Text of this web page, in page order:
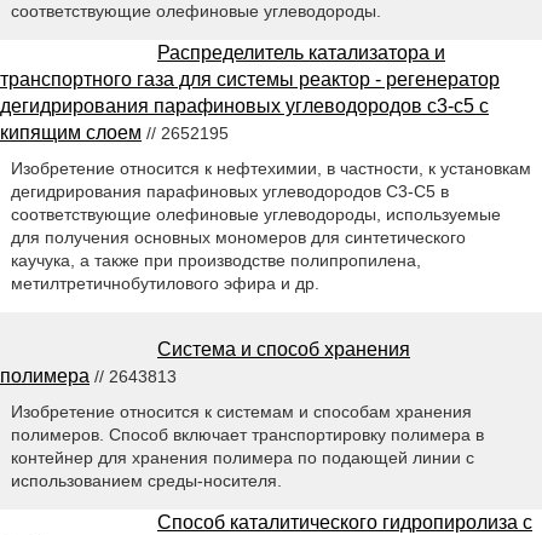
соответствующие олефиновые углеводороды.
Распределитель катализатора и
транспортного газа для системы реактор - регенератор
дегидрирования парафиновых углеводородов с3-с5 с
кипящим слоем // 2652195
Изобретение относится к нефтехимии, в частности, к установкам
дегидрирования парафиновых углеводородов С3-С5 в
соответствующие олефиновые углеводороды, используемые
для получения основных мономеров для синтетического
каучука, а также при производстве полипропилена,
метилтретичнобутилового эфира и др.
Система и способ хранения
полимера // 2643813
Изобретение относится к системам и способам хранения
полимеров. Способ включает транспортировку полимера в
контейнер для хранения полимера по подающей линии с
использованием среды-носителя.
Способ каталитического гидропиролиза с